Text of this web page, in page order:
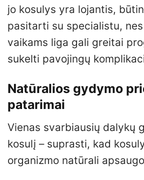
jo kosulys yra lojantis,
pasitarti su specialistu,
vaikams liga gali greitai
sukelti pavojingų
Natūralios gydymo
patarimai
Vienas svarbiausių dalykų
kosulį – suprasti, kad
organizmo natūrali